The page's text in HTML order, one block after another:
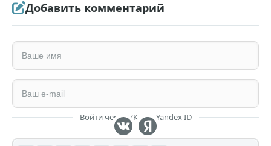
Добавить комментарий
Войти через VK или Yandex ID